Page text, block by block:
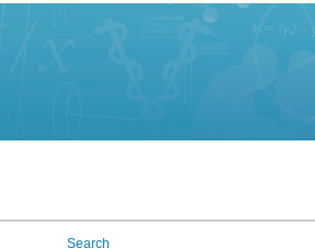
Search